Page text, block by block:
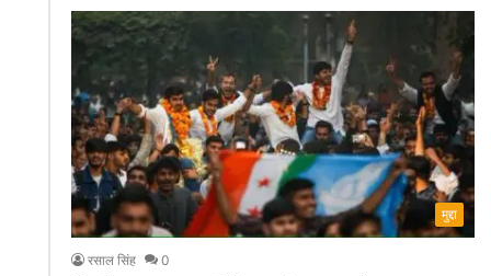
मुद्दा
रसाल सिंह 0